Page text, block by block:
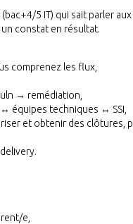
5 IT) qui sait parler aux
constat en résultat.
comprenez les flux,
→ remédiation,
équipes techniques ↔ SSI,
et obtenir des clôtures,
e,